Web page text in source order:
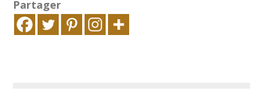
Partager